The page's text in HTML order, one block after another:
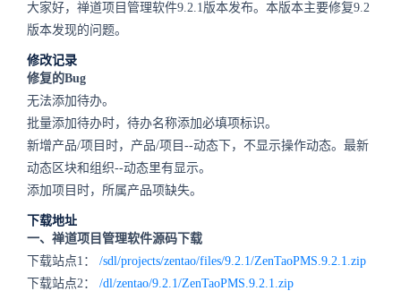
大家好，禅道项目管理软件9.2.1版本发布。本版本主要修复9.2
版本发现的问题。
修改记录
修复的Bug
无法添加待办。
批量添加待办时，待办名称添加必填项标识。
新增产品/项目时，产品/项目--动态下，不显示操作动态。最新
动态区块和组织--动态里有显示。
添加项目时，所属产品项缺失。
下载地址
一、禅道项目管理软件源码下载
下载站点1： /sdl/projects/zentao/files/9.2.1/ZenTaoPMS.9.2.1.zip
下载站点2： /dl/zentao/9.2.1/ZenTaoPMS.9.2.1.zip